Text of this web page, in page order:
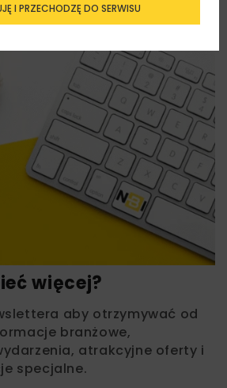
więcej?
aby otrzymywać od
branżowe,
atrakcyjne oferty i
specjalne.
I PRZECHODZĘ DO SERWISU